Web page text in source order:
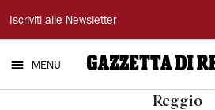
Gazzetta
di
Reggio
Iscriviti alle Newsletter
MENU
Reggio